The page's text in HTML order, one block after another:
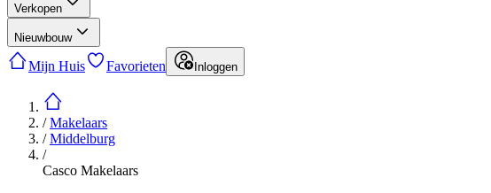
Verkopen
Nieuwbouw
Mijn Huis Favorieten Inloggen
/Makelaars
/Middelburg
/
Casco Makelaars